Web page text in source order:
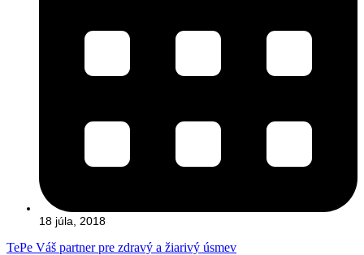
18 júla, 2018
TePe Váš partner pre zdravý a žiarivý úsmev